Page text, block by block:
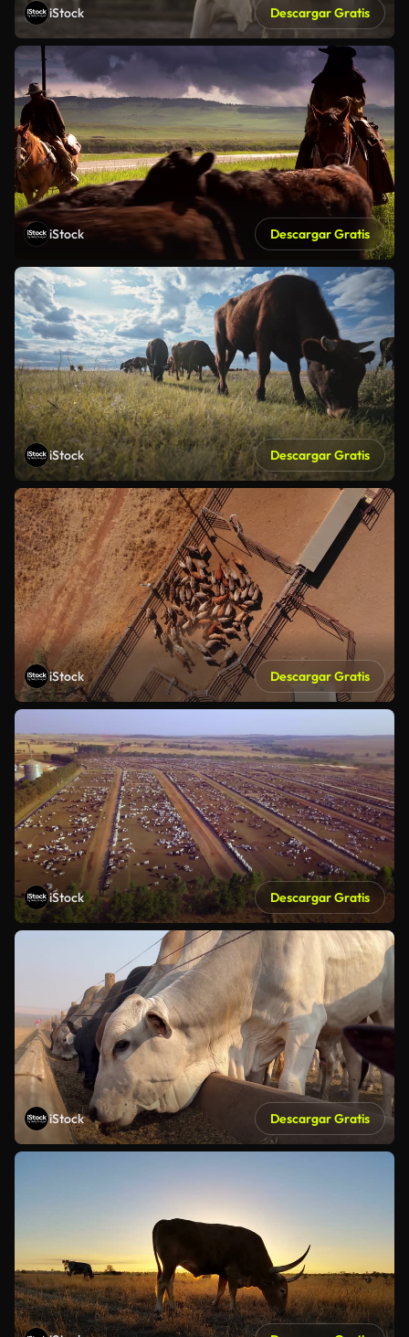
iStock Descargar Gratis
iStock Descargar Gratis
iStock Descargar Gratis
iStock Descargar Gratis
iStock Descargar Gratis
iStock Descargar Gratis